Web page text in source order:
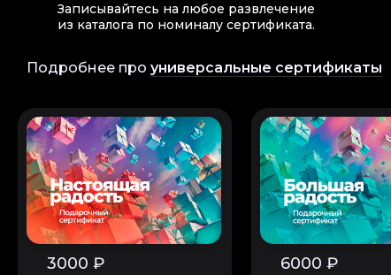
Записывайтесь на любое развлечение
из каталога по номиналу сертификата.
Подробнее про универсальные сертификаты
3000 ₽ 6000 ₽